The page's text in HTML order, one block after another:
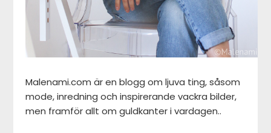
Malenami.com är en blogg om ljuva ting, såsom
mode, inredning och inspirerande vackra bilder,
men framför allt om guldkanter i vardagen..